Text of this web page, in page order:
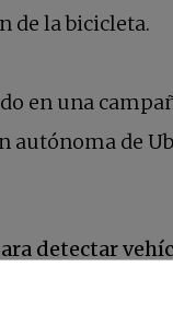
de la bicicleta.
en una
autónoma de
detectar